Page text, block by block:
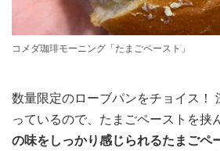
コメダ珈琲モーニング「たまごペースト」
数量限定のローブパンをチョイス！
っているので、たまごペーストを挟
の味をしっかり感じられるたまごペ